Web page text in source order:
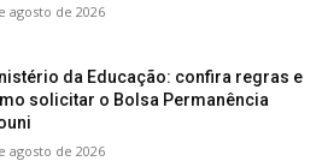
agosto de 2026
da Educação: confira regras e
solicitar o Bolsa Permanência
agosto de 2026